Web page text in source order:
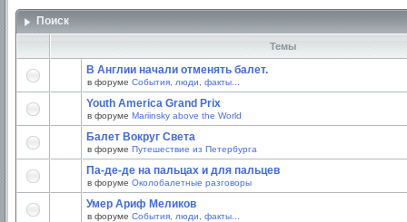
Поиск
Темы
В Англии начали отменять балет.
в форуме События, люди, факты...
Youth America Grand Prix
в форуме Mariinsky above the World
Балет Вокруг Света
в форуме Путешествие из Петербурга
Па-де-де на пальцах и для пальцев
в форуме Околобалетные разговоры
Умер Ариф Меликов
в форуме События, люди, факты...